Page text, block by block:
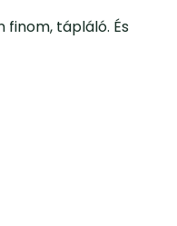
finom, tápláló. És